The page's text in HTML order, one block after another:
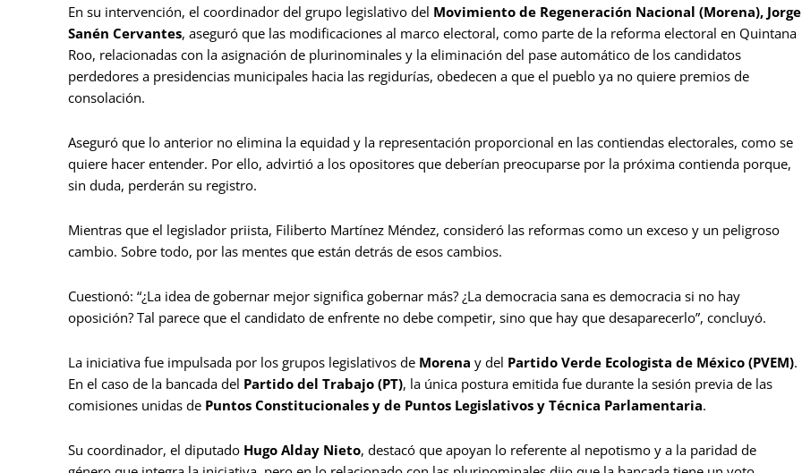
En su intervención, el coordinador del grupo legislativo del Movimiento de Regeneración Nacional (Morena), Jorge
Sanén Cervantes, aseguró que las modificaciones al marco electoral, como parte de la reforma electoral en Quintana
Roo, relacionadas con la asignación de plurinominales y la eliminación del pase automático de los candidatos
perdedores a presidencias municipales hacia las regidurías, obedecen a que el pueblo ya no quiere premios de
consolación.
Aseguró que lo anterior no elimina la equidad y la representación proporcional en las contiendas electorales, como se
quiere hacer entender. Por ello, advirtió a los opositores que deberían preocuparse por la próxima contienda porque,
sin duda, perderán su registro.
Mientras que el legislador priista, Filiberto Martínez Méndez, consideró las reformas como un exceso y un peligroso
cambio. Sobre todo, por las mentes que están detrás de esos cambios.
Cuestionó: “¿La idea de gobernar mejor significa gobernar más? ¿La democracia sana es democracia si no hay
oposición? Tal parece que el candidato de enfrente no debe competir, sino que hay que desaparecerlo”, concluyó.
La iniciativa fue impulsada por los grupos legislativos de Morena y del Partido Verde Ecologista de México (PVEM).
En el caso de la bancada del Partido del Trabajo (PT), la única postura emitida fue durante la sesión previa de las
comisiones unidas de Puntos Constitucionales y de Puntos Legislativos y Técnica Parlamentaria.
Su coordinador, el diputado Hugo Alday Nieto, destacó que apoyan lo referente al nepotismo y a la paridad de